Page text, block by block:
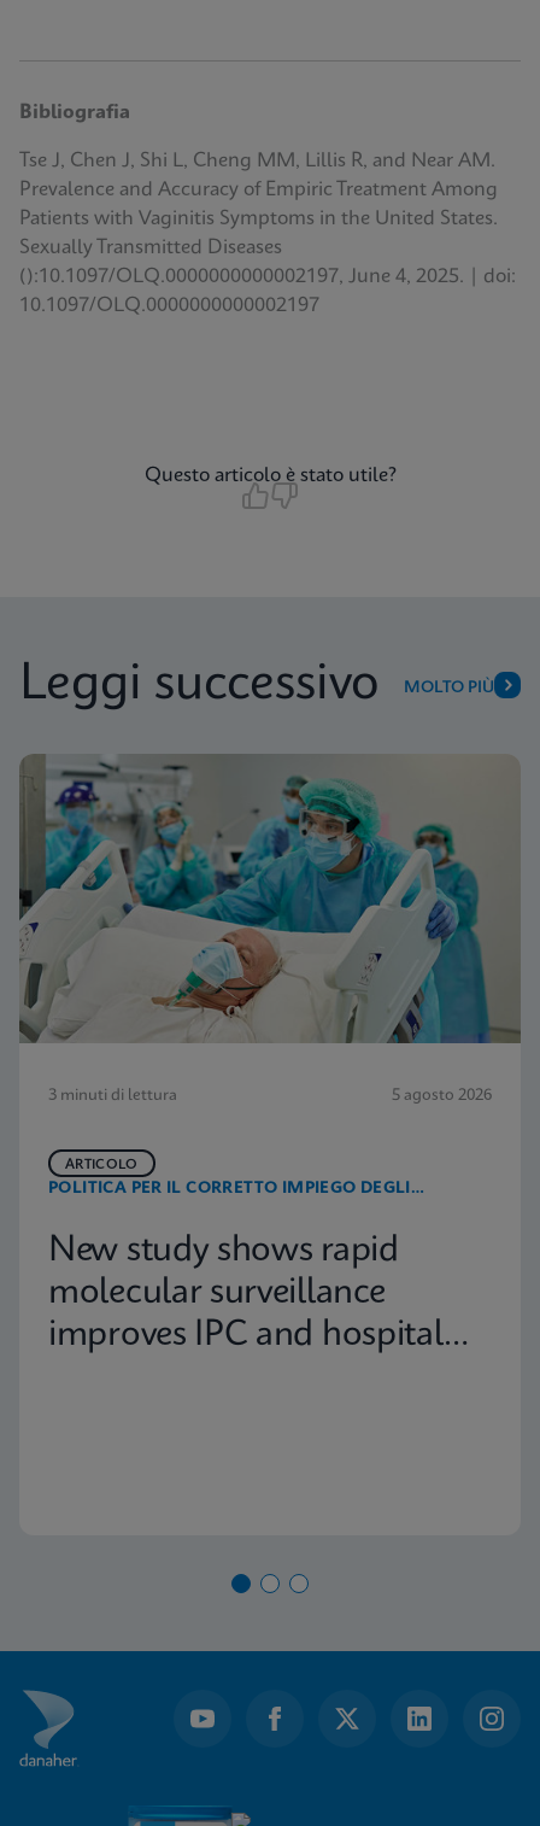
Bibliografia
Tse J, Chen J, Shi L, Cheng MM, Lillis R, and Near AM.
Prevalence and Accuracy of Empiric Treatment Among
Patients with Vaginitis Symptoms in the United States.
Sexually Transmitted Diseases
():10.1097/OLQ.0000000000002197, June 4, 2025. | doi:
10.1097/OLQ.0000000000002197
Questo articolo è stato utile?
Leggi successivo MOLTO PIÙ
3 minuti di lettura 5 agosto 2026
POLITICA PER IL CORRETTO IMPIEGO DEGLI
ARTICOLO
New study shows rapid
molecular surveillance
improves IPC and hospital